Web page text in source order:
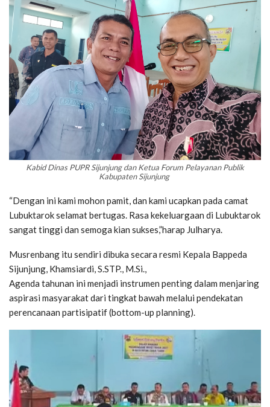
Kabid Dinas PUPR Sijunjung dan Ketua Forum Pelayanan Publik
Kabupaten Sijunjung
“Dengan ini kami mohon pamit, dan kami ucapkan pada camat
Lubuktarok selamat bertugas. Rasa kekeluargaan di Lubuktarok
sangat tinggi dan semoga kian sukses,”harap Julharya.
Musrenbang itu sendiri dibuka secara resmi Kepala Bappeda
Sijunjung, Khamsiardi, S.STP., M.Si.,
Agenda tahunan ini menjadi instrumen penting dalam menjaring
aspirasi masyarakat dari tingkat bawah melalui pendekatan
perencanaan partisipatif (bottom-up planning).